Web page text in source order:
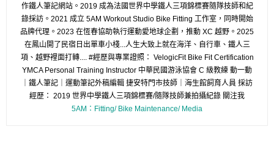
作鐵人筆記網站。2019 成為法國世界中學鐵人三項錦標賽隨隊技師和紀
錄採訪。2021 成立 5AM Workout Studio Bike Fitting 工作室，同時開始
品牌代理。2023 在恆春協助執行運動愛地球企劃，推動 XC 越野。2025
在鳳山開了民宿日出單車小棧...人生大致上就在海洋、自行車、鐵人三
項、越野裡面打轉.... #經歷與專業證照： VelogicFit Bike Fit Certification
YMCA Personal Training Instructor 中華民國游泳協會 C 級教練 動一動
｜鐵人筆記｜運動筆記外稿編輯 捷安特門市技師｜海生館飼育人員 採訪
經歷： 2019 世界中學鐵人三項錦標賽/隨隊技師兼拍攝紀錄 關注我
5AM：Fitting/ Bike Maintenance/ Media